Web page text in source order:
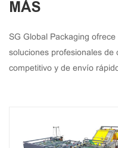
MÁS
SG Global Packaging
soluciones profesionales de
competitivo y de envío